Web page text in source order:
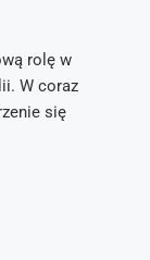
rolę w
W coraz
się